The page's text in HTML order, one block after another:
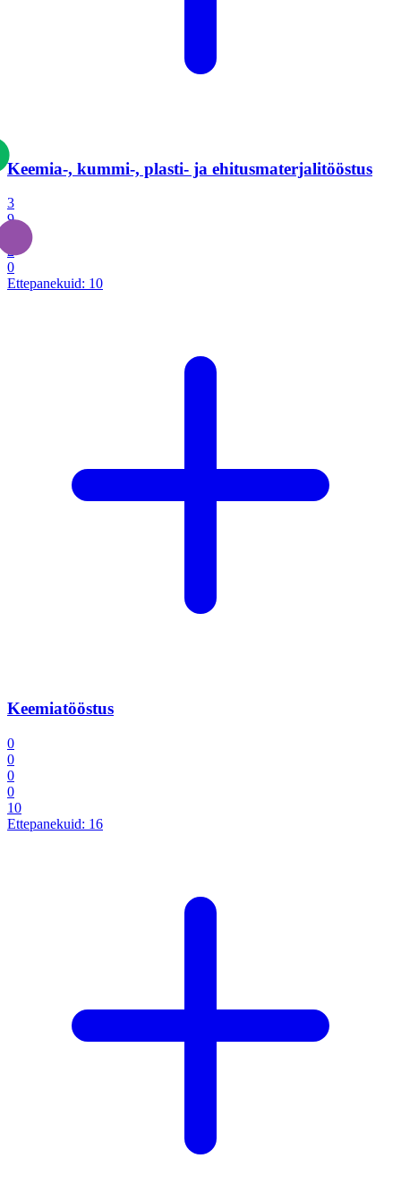
Keemia-, kummi-, plasti- ja ehitusmaterjalitööstus
3
9
2
0
Ettepanekuid: 10
Keemiatööstus
0
0
0
0
10
Ettepanekuid: 16